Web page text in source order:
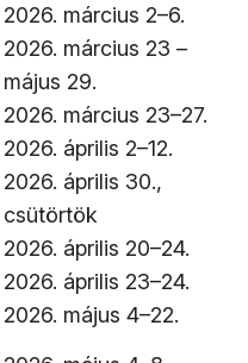
2026. március 2–6.
2026. március 23 –
május 29.
2026. március 23–27.
2026. április 2–12.
2026. április 30.,
csütörtök
2026. április 20–24.
2026. április 23–24.
2026. május 4–22.